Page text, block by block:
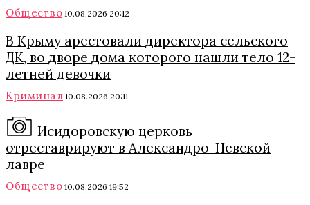
Общество 10.08.2026 20:12
В Крыму арестовали директора сельского
ДК, во дворе дома которого нашли тело 12-
летней девочки
Криминал 10.08.2026 20:11
Исидоровскую церковь
отреставрируют в Александро-Невской
лавре
Общество 10.08.2026 19:52